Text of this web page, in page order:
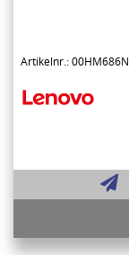
Artikelnr.: 00HM686N